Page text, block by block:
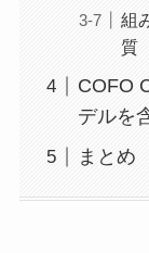
組
質
COFO
デルを
まとめ